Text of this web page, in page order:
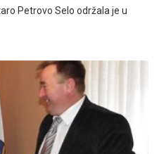
Petrovo Selo održala je u